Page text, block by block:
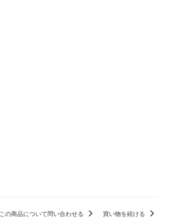
この商品について問い合わせる 買い物を続ける